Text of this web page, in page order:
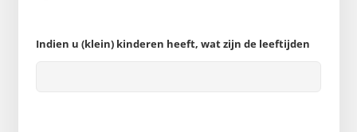
Indien u (klein) kinderen heeft, wat zijn de leeftijden